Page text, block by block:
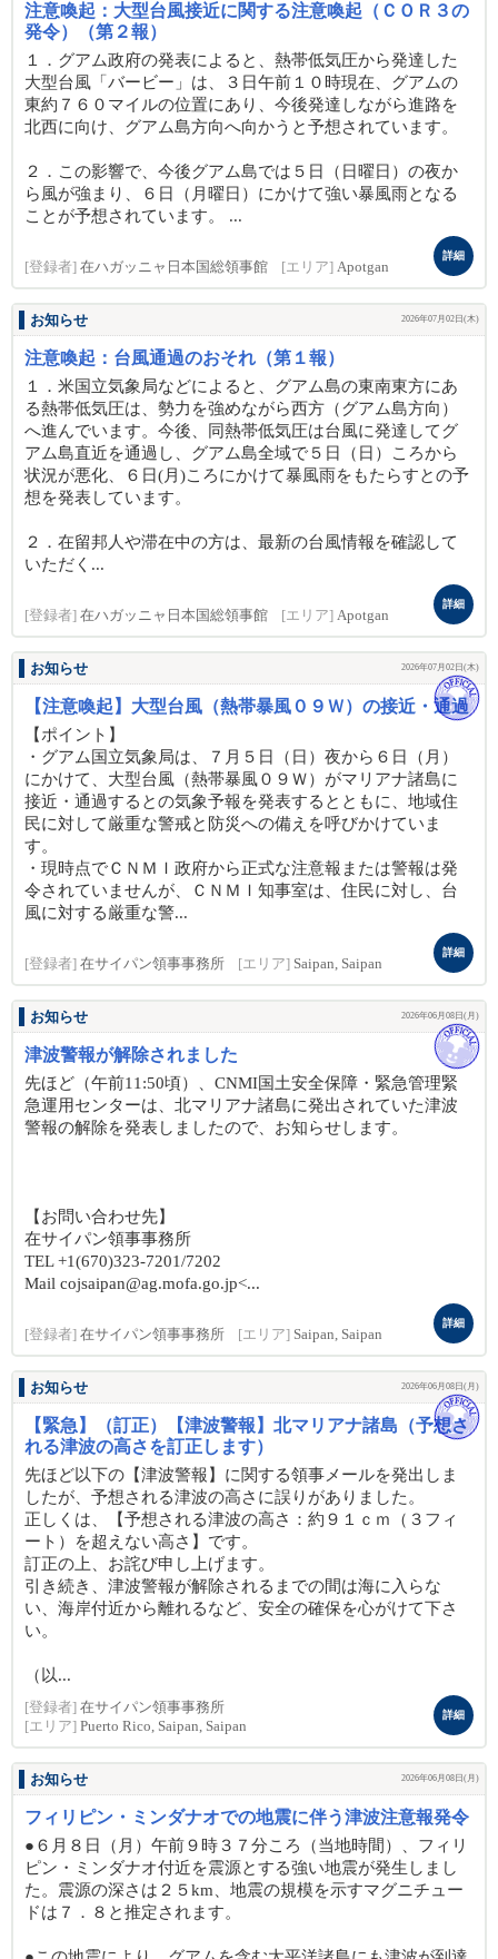
注意喚起：大型台風接近に関する注意喚起（ＣＯＲ３の
発令）（第２報）
１．グアム政府の発表によると、熱帯低気圧から発達した
大型台風「バービー」は、３日午前１０時現在、グアムの
東約７６０マイルの位置にあり、今後発達しながら進路を
北西に向け、グアム島方向へ向かうと予想されています。
２．この影響で、今後グアム島では５日（日曜日）の夜か
ら風が強まり、６日（月曜日）にかけて強い暴風雨となる
ことが予想されています。 ...
[登録者] 在ハガッニャ日本国総領事館 [エリア] Apotgan
詳細
お知らせ 2026年07月02日(木)
注意喚起：台風通過のおそれ（第１報）
１．米国立気象局などによると、グアム島の東南東方にあ
る熱帯低気圧は、勢力を強めながら西方（グアム島方向）
へ進んでいます。今後、同熱帯低気圧は台風に発達してグ
アム島直近を通過し、グアム島全域で５日（日）ころから
状況が悪化、６日(月)ころにかけて暴風雨をもたらすとの予
想を発表しています。
２．在留邦人や滞在中の方は、最新の台風情報を確認して
いただく...
[登録者] 在ハガッニャ日本国総領事館 [エリア] Apotgan
詳細
お知らせ 2026年07月02日(木)
【注意喚起】大型台風（熱帯暴風０９Ｗ）の接近・通過
【ポイント】
・グアム国立気象局は、７月５日（日）夜から６日（月）
にかけて、大型台風（熱帯暴風０９Ｗ）がマリアナ諸島に
接近・通過するとの気象予報を発表するとともに、地域住
民に対して厳重な警戒と防災への備えを呼びかけていま
す。
・現時点でＣＮＭＩ政府から正式な注意報または警報は発
令されていませんが、ＣＮＭＩ知事室は、住民に対し、台
風に対する厳重な警...
[登録者] 在サイパン領事事務所 [エリア] Saipan, Saipan
詳細
お知らせ 2026年06月08日(月)
津波警報が解除されました
先ほど（午前11:50頃）、CNMI国土安全保障・緊急管理緊
急運用センターは、北マリアナ諸島に発出されていた津波
警報の解除を発表しましたので、お知らせします。
【お問い合わせ先】
在サイパン領事事務所
TEL +1(670)323-7201/7202
Mail cojsaipan@ag.mofa.go.jp<...
[登録者] 在サイパン領事事務所 [エリア] Saipan, Saipan
詳細
お知らせ 2026年06月08日(月)
【緊急】（訂正）【津波警報】北マリアナ諸島（予想さ
れる津波の高さを訂正します）
先ほど以下の【津波警報】に関する領事メールを発出しま
したが、予想される津波の高さに誤りがありました。
正しくは、【予想される津波の高さ：約９１ｃｍ（３フィ
ート）を超えない高さ】です。
訂正の上、お詫び申し上げます。
引き続き、津波警報が解除されるまでの間は海に入らな
い、海岸付近から離れるなど、安全の確保を心がけて下さ
い。
（以...
[登録者] 在サイパン領事事務所
[エリア] Puerto Rico, Saipan, Saipan
詳細
お知らせ 2026年06月08日(月)
フィリピン・ミンダナオでの地震に伴う津波注意報発令
●６月８日（月）午前９時３７分ころ（当地時間）、フィリ
ピン・ミンダナオ付近を震源とする強い地震が発生しまし
た。震源の深さは２５km、地震の規模を示すマグニチュー
ドは７．８と推定されます。